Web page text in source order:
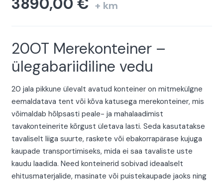
+ km
20OT Merekonteiner –
ülegabariidiline vedu
20 jala pikkune ülevalt avatud konteiner on mitmekülgne
eemaldatava tent või kõva katusega merekonteiner, mis
võimaldab hõlpsasti peale- ja mahalaadimist
tavakonteinerite kõrgust ületava lasti. Seda kasutatakse
tavaliselt liiga suurte, raskete või ebakorrapärase kujuga
kaupade transportimiseks, mida ei saa tavaliste uste
kaudu laadida. Need konteinerid sobivad ideaalselt
ehitusmaterjalide, masinate või puistekaupade jaoks ning